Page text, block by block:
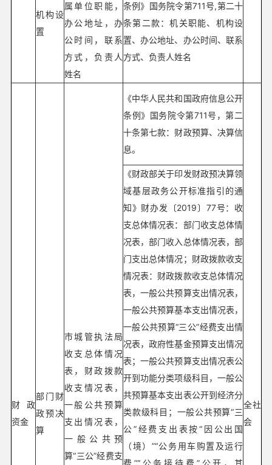
机构设
置
属单位职能，
办公地址，办
公时间，联系
方式，负责人
姓名
条例》国务院令第711号,第二十
条第二款：机关职能、机构设
置、办公地址、办公时间、联系
方式、负责人姓名
财政
资金
部门财
政预决
算
市城管执法局
收支总体情况
表，财政拨款
收支情况表，
一般公共预算
支出情况表，
一般公共预
算“三公”经费支
《中华人民共和国政府信息公开
条例》国务院令第711号，第二
十条第七款：财政预算、决算信
息。
全社
会
《财政部关于印发财政预决算领
域基层政务公开标准指引的通
知》财办发〔2019〕77号：收
支总体情况表：部门收支总体情
况表，部门收入总体情况表，部
门支出总体情况；财政拨款收支
情况表：财政拨款收支总体情况
表，一般公共预算支出情况表，
一般公共预算基本支出情况表，
一般公共预算“三公”经费支出情
况表，政府性基金预算支出情况
表；一般公共预算支出情况表公
开到功能分类项级科目，一般公
共预算基本支出表公开到经济分
类款级科目；一般公共预算“三
公”经费支出表按“因公出国
（境）”“公务用车购置及运行
费”“公务接待费”公开，其